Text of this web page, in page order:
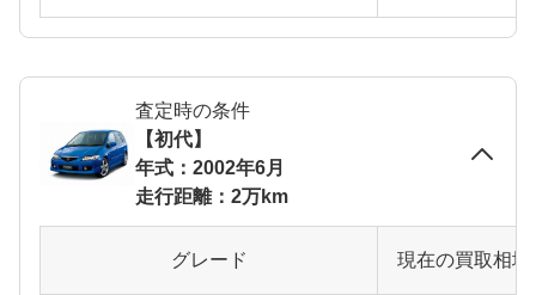
査定時の条件
【初代】
年式：2002年6月
走行距離：2万km
グレード 現在の買取相